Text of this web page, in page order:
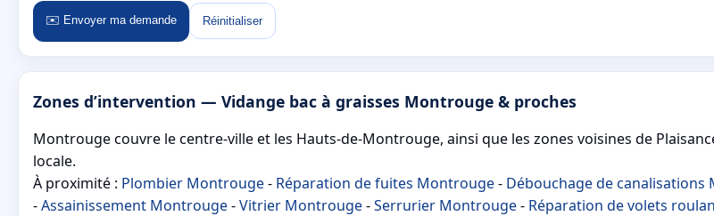
✉️ Envoyer ma demande Réinitialiser
Zones d’intervention — Vidange bac à graisses Montrouge & proches
Montrouge couvre le centre-ville et les Hauts-de-Montrouge, ainsi que les zones voisines de
locale.
À proximité : Plombier Montrouge- Réparation de fuites Montrouge- Débouchage de canalisations
-Assainissement Montrouge-Vitrier Montrouge-Serrurier Montrouge- Réparation de volets